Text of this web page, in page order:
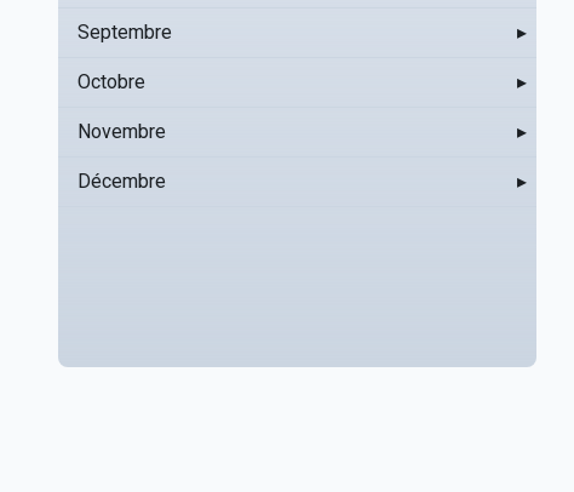
Septembre ▸
Octobre ▸
Novembre ▸
Décembre ▸